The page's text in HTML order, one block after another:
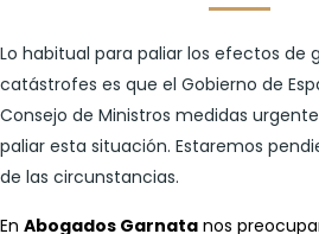
Lo habitual para paliar los efectos de
catástrofes es que el Gobierno de
Consejo de Ministros medidas
paliar esta situación. Estaremos
de las circunstancias.
En Abogados Garnata nos